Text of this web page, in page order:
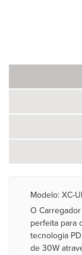
Modelo: XC-
O
perfeita para
tecnologia
de 30W